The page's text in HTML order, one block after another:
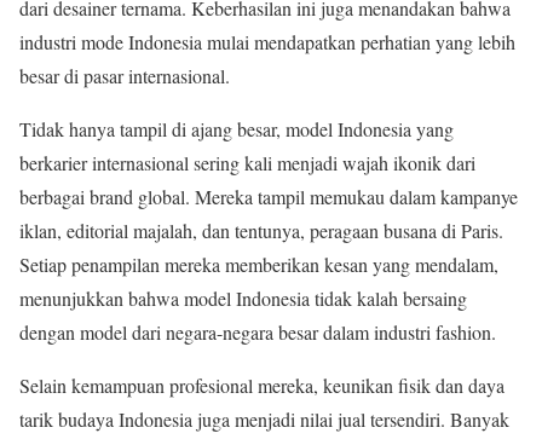
dari desainer ternama. Keberhasilan ini juga menandakan bahwa
industri mode Indonesia mulai mendapatkan perhatian yang lebih
besar di pasar internasional.
Tidak hanya tampil di ajang besar, model Indonesia yang
berkarier internasional sering kali menjadi wajah ikonik dari
berbagai brand global. Mereka tampil memukau dalam kampanye
iklan, editorial majalah, dan tentunya, peragaan busana di Paris.
Setiap penampilan mereka memberikan kesan yang mendalam,
menunjukkan bahwa model Indonesia tidak kalah bersaing
dengan model dari negara-negara besar dalam industri fashion.
Selain kemampuan profesional mereka, keunikan fisik dan daya
tarik budaya Indonesia juga menjadi nilai jual tersendiri. Banyak